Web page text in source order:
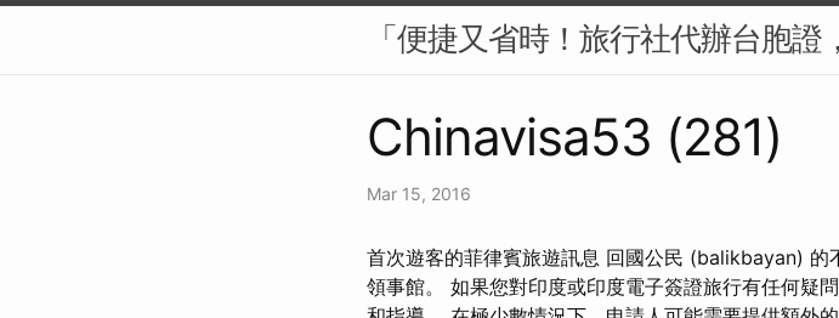
「便捷又省時！旅行社代辦台胞證
Chinavisa53 (281)
Mar 15, 2016
首次遊客的菲律賓旅遊訊息 回國公民 (balikbayan)
領事館。 如果您對印度或印度電子簽證旅行有任何疑